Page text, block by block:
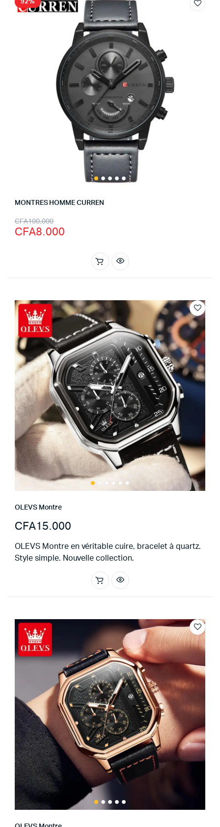
92%
MONTRES HOMME CURREN
CFA100.000
CFA8.000
OLEVS Montre
CFA15.000
OLEVS Montre en véritable cuire, bracelet à quartz.
Style simple. Nouvelle collection.